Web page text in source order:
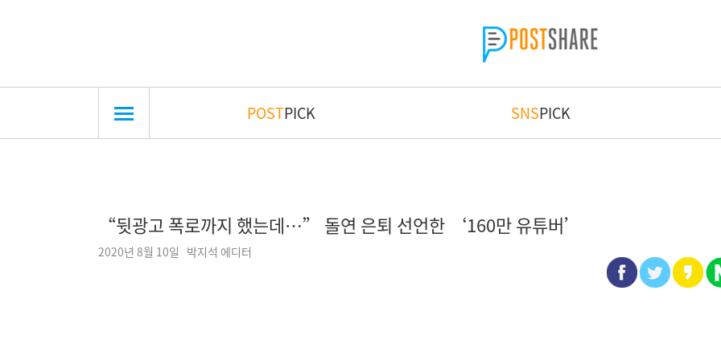
POSTPICK SNSPICK
“뒷광고 폭로까지 했는데…” 돌연 은퇴 선언한 ‘160만 유튜버’
2020년 8월 10일 박지석 에디터